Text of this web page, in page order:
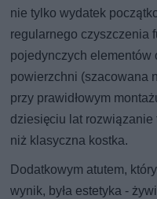
nie tylko wydatek
regularnego czyszczenia
pojedynczych elementów
powierzchni (szacowana
przy prawidłowym
dziesięciu lat rozwiązanie
niż klasyczna kostka.
Dodatkowym atutem,
wynik, była estetyka -